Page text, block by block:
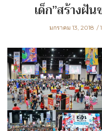
เด็ก”สร้างฝั
มกราคม 13, 2018